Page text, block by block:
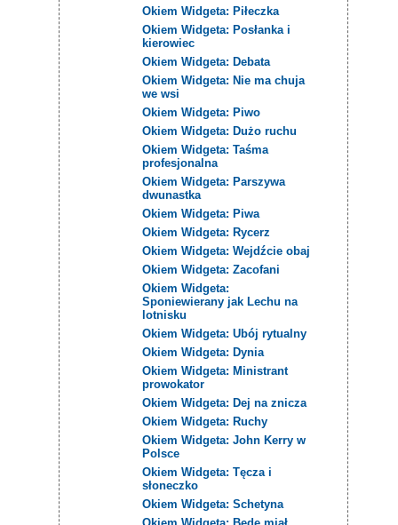
Okiem Widgeta: Piłeczka
Okiem Widgeta: Posłanka i
kierowiec
Okiem Widgeta: Debata
Okiem Widgeta: Nie ma chuja
we wsi
Okiem Widgeta: Piwo
Okiem Widgeta: Dużo ruchu
Okiem Widgeta: Taśma
profesjonalna
Okiem Widgeta: Parszywa
dwunastka
Okiem Widgeta: Piwa
Okiem Widgeta: Rycerz
Okiem Widgeta: Wejdźcie obaj
Okiem Widgeta: Zacofani
Okiem Widgeta:
Sponiewierany jak Lechu na
lotnisku
Okiem Widgeta: Ubój rytualny
Okiem Widgeta: Dynia
Okiem Widgeta: Ministrant
prowokator
Okiem Widgeta: Dej na znicza
Okiem Widgeta: Ruchy
Okiem Widgeta: John Kerry w
Polsce
Okiem Widgeta: Tęcza i
słoneczko
Okiem Widgeta: Schetyna